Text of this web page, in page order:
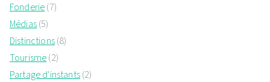
Fonderie(7)
Médias(5)
Distinctions(8)
Tourisme(2)
Partage d'instants(2)